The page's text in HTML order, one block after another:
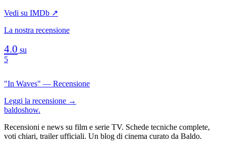
Vedi su IMDb ↗
La nostra recensione
4.0 su
5
"In Waves" — Recensione
Leggi la recensione →
baldoshow.
Recensioni e news su film e serie TV. Schede tecniche complete,
voti chiari, trailer ufficiali. Un blog di cinema curato da Baldo.